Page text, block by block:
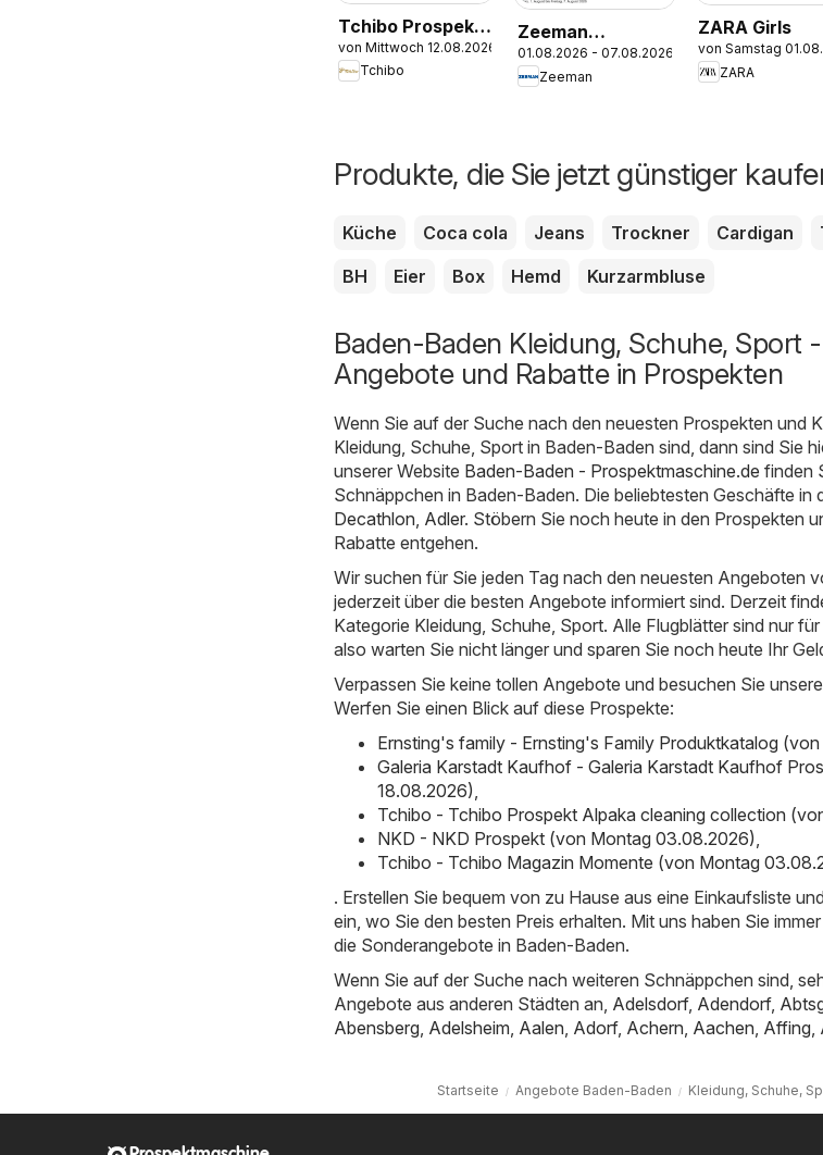
Tchibo Prospekt
Zeitlose Looks &
Kreative Helfer
von Mittwoch 12.08.2026
Tchibo
Zeeman
Aktueller
Prospekt
01.08.2026 - 07.08.2026
Zeeman
ZARA Girls
von Samstag
ZARA
Produkte, die Sie jetzt günstiger
Küche Coca cola Jeans Trockner Cardigan
BH
Eier Box Hemd Kurzarmbluse
Baden-Baden Kleidung, Schuhe, Sport
Angebote und Rabatte in Prospekten
Wenn Sie auf der Suche nach den neuesten Prospekten und
Kleidung, Schuhe, Sport in Baden-Baden sind, dann sind Sie
unserer Website Baden-Baden - Prospektmaschine.de finden
Schnäppchen in Baden-Baden. Die beliebtesten Geschäfte in
Decathlon, Adler. Stöbern Sie noch heute in den Prospekten
Rabatte entgehen.
Wir suchen für Sie jeden Tag nach den neuesten Angeboten
jederzeit über die besten Angebote informiert sind. Derzeit
Kategorie Kleidung, Schuhe, Sport. Alle Flugblätter sind nur
also warten Sie nicht länger und sparen Sie noch heute Ihr
Verpassen Sie keine tollen Angebote und besuchen Sie
Werfen Sie einen Blick auf diese Prospekte:
Ernsting's family - Ernsting's Family Produktkatalog
Galeria Karstadt Kaufhof - Galeria Karstadt Kaufhof
18.08.2026),
Tchibo - Tchibo Prospekt Alpaka cleaning collection
NKD - NKD Prospekt (von Montag 03.08.2026),
Tchibo - Tchibo Magazin Momente (von Montag
. Erstellen Sie bequem von zu Hause aus eine Einkaufsliste
ein, wo Sie den besten Preis erhalten. Mit uns haben Sie
die Sonderangebote in Baden-Baden.
Wenn Sie auf der Suche nach weiteren Schnäppchen sind,
Angebote aus anderen Städten an, Adelsdorf, Adendorf,
Abensberg, Adelsheim, Aalen, Adorf, Achern, Aachen, Affing,
Startseite Angebote Baden-Baden Kleidung, Schuhe,